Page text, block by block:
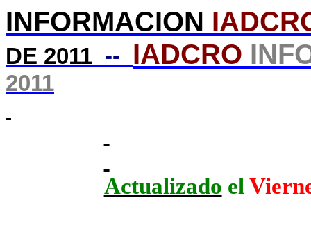
INFORMACION
DE 2011 -- IADCRO
2011
Actualizado el